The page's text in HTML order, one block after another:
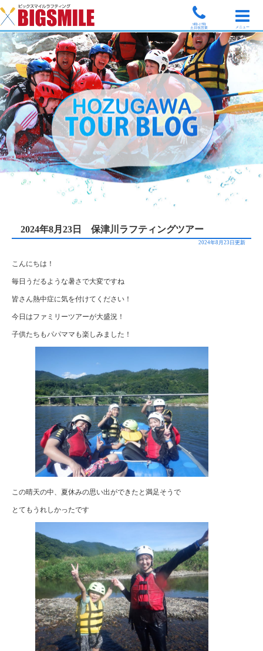
9時-17時
土日祝営業
メニュー
2024年8月23日 保津川ラフティングツアー
2024年8月23日更新
こんにちは！
毎日うだるような暑さで大変ですね
皆さん熱中症に気を付けてください！
今日はファミリーツアーが大盛況！
子供たちもパパママも楽しみました！
この晴天の中、夏休みの思い出ができたと満足そうで
とてもうれしかったです